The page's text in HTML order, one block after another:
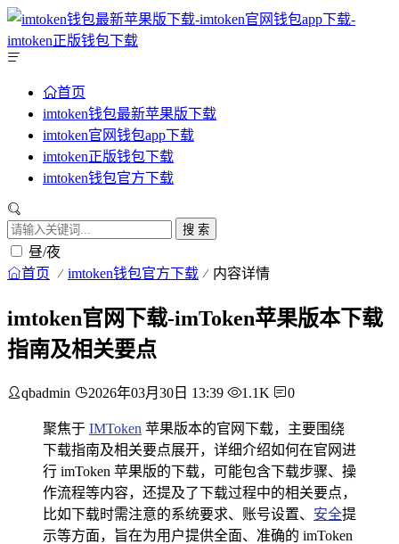
首页
imtoken钱包最新苹果版下载
imtoken官网钱包app下载
imtoken正版钱包下载
imtoken钱包官方下载
搜 索
昼/夜
首页 imtoken钱包官方下载 内容详情
imtoken官网下载-imToken苹果版本下载
指南及相关要点
qbadmin 2026年03月30日 13:39 1.1K 0
聚焦于 IMToken 苹果版本的官网下载，主要围绕
下载指南及相关要点展开，详细介绍如何在官网进
行 imToken 苹果版的下载，可能包含下载步骤、操
作流程等内容，还提及了下载过程中的相关要点，
比如下载时需注意的系统要求、账号设置、 安全提
示等方面，旨在为用户提供全面、准确的 imToken